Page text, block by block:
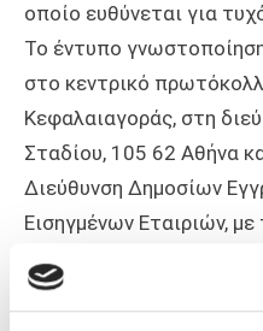
οποίο ευθύνεται για
Το έντυπο
στο κεντρικό
Κεφαλαιαγοράς, στη
Σταδίου, 105 62 Αθήνα
Διεύθυνση Δημοσίων
Εισηγμένων Εταιριών, με
«γνωστοποίηση
δικαιώματα ψήφου